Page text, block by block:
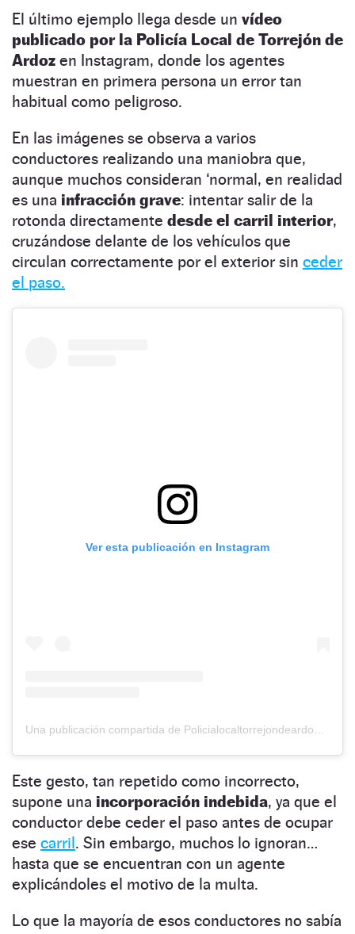
El último ejemplo llega desde un vídeo
publicado por la Policía Local de Torrejón de
Ardoz en Instagram, donde los agentes
muestran en primera persona un error tan
habitual como peligroso.
En las imágenes se observa a varios
conductores realizando una maniobra que,
aunque muchos consideran ‘normal, en realidad
es una infracción grave: intentar salir de la
rotonda directamente desde el carril interior,
cruzándose delante de los vehículos que
circulan correctamente por el exterior sin ceder
el paso.
Ver esta publicación en Instagram
Una publicación compartida de Policialocaltorrejondeardoz (@policialocaltorrejondeardoz)
Este gesto, tan repetido como incorrecto,
supone una incorporación indebida, ya que el
conductor debe ceder el paso antes de ocupar
ese carril. Sin embargo, muchos lo ignoran…
hasta que se encuentran con un agente
explicándoles el motivo de la multa.
Lo que la mayoría de esos conductores no sabía